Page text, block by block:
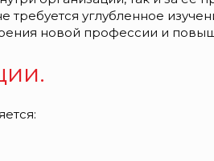
углубленное
новой профессии и